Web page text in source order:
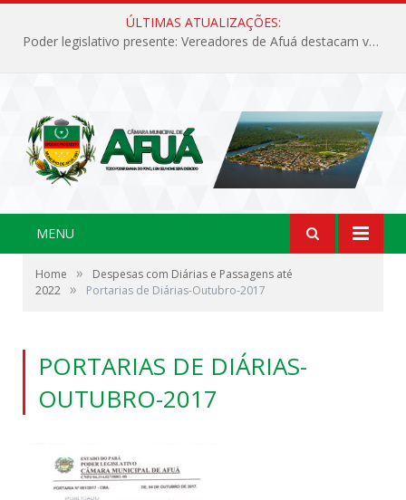
ÚLTIMAS ATUALIZAÇÕES:
Poder legislativo presente: Vereadores de Afuá destacam valorização cultural e desenvolvimento no 42º Festival do Camarão
MENU
Home »
Despesas com Diárias e Passagens até
2022 » Portarias de Diárias-Outubro-2017
PORTARIAS DE DIÁRIAS-
OUTUBRO-2017